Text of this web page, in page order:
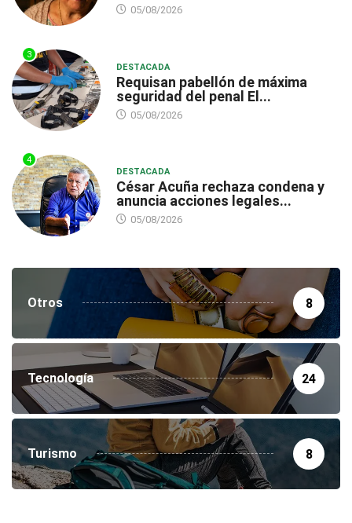
05/08/2026
3
DESTACADA
Requisan pabellón de máxima
seguridad del penal El...
05/08/2026
4
DESTACADA
César Acuña rechaza condena y
anuncia acciones legales...
05/08/2026
Otros 8
Tecnología 24
Turismo 8